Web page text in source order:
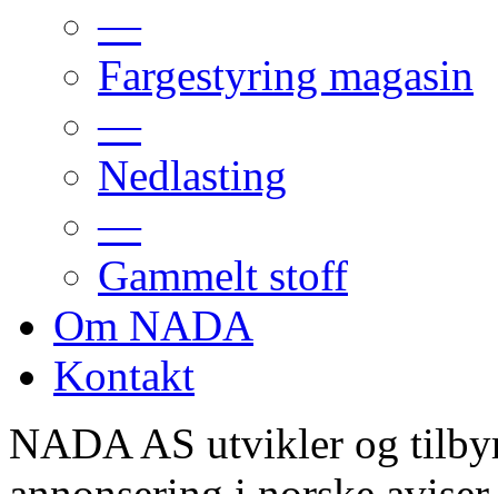
—
Fargestyring magasin
—
Nedlasting
—
Gammelt stoff
Om NADA
Kontakt
NADA AS utvikler og